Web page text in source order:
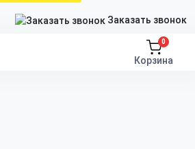
Заказать звонок
Корзина
0